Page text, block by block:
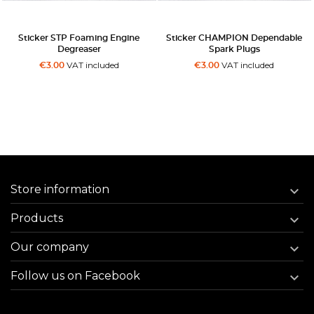
Sticker STP Foaming Engine
Degreaser
€3.00VAT included
Sticker CHAMPION Dependable
Spark Plugs
€3.00 VAT included
Store information 
Products 
Our company 
Follow us on Facebook 